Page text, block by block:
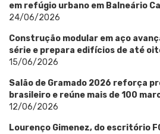
em refúgio urbano em Balneário
24/06/2026
Construção modular em aço
série e prepara edifícios de até
15/06/2026
Salão de Gramado 2026 reforça
brasileiro e reúne mais de 100
12/06/2026
Lourenço Gimenez, do escritório